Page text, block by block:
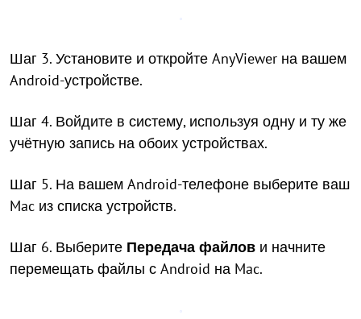
Шаг 3. Установите и откройте AnyViewer на вашем
Android-устройстве.
Шаг 4. Войдите в систему, используя одну и ту же
учётную запись на обоих устройствах.
Шаг 5. На вашем Android-телефоне выберите ваш
Mac из списка устройств.
Шаг 6. Выберите Передача файлов и начните
перемещать файлы с Android на Mac.